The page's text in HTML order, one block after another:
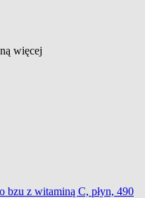
więcej
bzu z witaminą C, płyn, 490